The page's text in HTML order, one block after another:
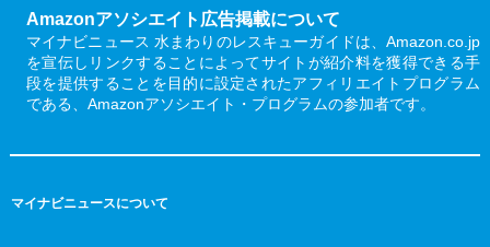
Amazonアソシエイト広告掲載について
マイナビニュース 水まわりのレスキューガイドは、Amazon.co.jp
を宣伝しリンクすることによってサイトが紹介料を獲得できる手
段を提供することを目的に設定されたアフィリエイトプログラム
である、Amazonアソシエイト・プログラムの参加者です。
マイナビニュースについて